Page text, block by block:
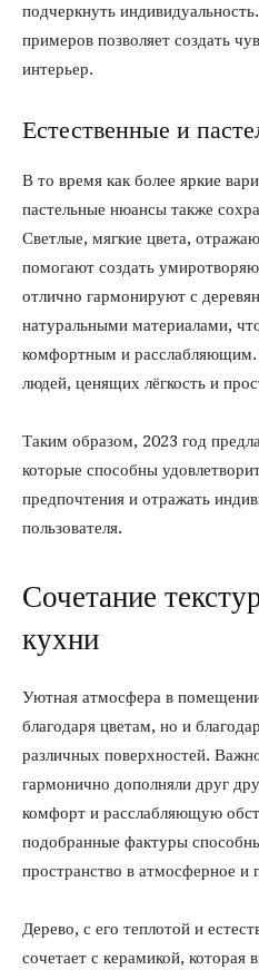
подчеркнуть
примеров позволяет создать
интерьер.
Естественные и
В то время как более яркие
пастельные нюансы также
Светлые, мягкие цвета,
помогают создать
отлично гармонируют с
натуральными материалами,
комфортным и расслабляющим.
людей, ценящих лёгкость и
Таким образом, 2023 год
которые способны
предпочтения и отражать
пользователя.
Сочетание
кухни
Уютная атмосфера в помещении
благодаря цветам, но и
различных поверхностей.
гармонично дополняли друг
комфорт и расслабляющую
подобранные фактуры
пространство в атмосферное и
Дерево, с его теплотой и
сочетает с керамикой, которая